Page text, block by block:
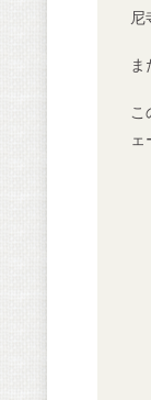
尼
ま
こ